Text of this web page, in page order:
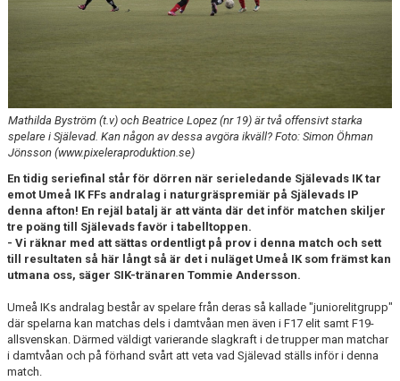
DIVISION 1 NORRA 2026
BILDGALLERI
DOKUMENT
Mathilda Byström (t.v) och Beatrice Lopez (nr 19) är två offensivt starka
spelare i Själevad. Kan någon av dessa avgöra ikväll? Foto: Simon Öhman
Jönsson (www.pixeleraproduktion.se)
En tidig seriefinal står för dörren när serieledande Själevads IK tar
emot Umeå IK FFs andralag i naturgräspremiär på Själevads IP
denna afton! En rejäl batalj är att vänta där det inför matchen skiljer
tre poäng till Själevads favör i tabelltoppen.
- Vi räknar med att sättas ordentligt på prov i denna match och sett
till resultaten så här långt så är det i nuläget Umeå IK som främst kan
utmana oss, säger SIK-tränaren Tommie Andersson.
Umeå IKs andralag består av spelare från deras så kallade "juniorelitgrupp"
där spelarna kan matchas dels i damtvåan men även i F17 elit samt F19-
allsvenskan. Därmed väldigt varierande slagkraft i de trupper man matchar
i damtvåan och på förhand svårt att veta vad Själevad ställs inför i denna
match.